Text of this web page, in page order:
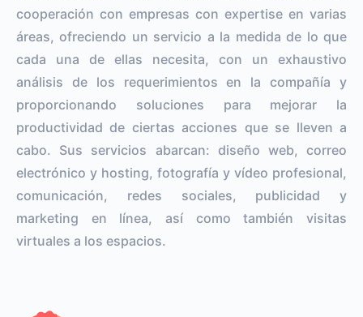
cooperación con empresas con expertise en varias
áreas, ofreciendo un servicio a la medida de lo que
cada una de ellas necesita, con un exhaustivo
análisis de los requerimientos en la compañía y
proporcionando soluciones para mejorar la
productividad de ciertas acciones que se lleven a
cabo. Sus servicios abarcan: diseño web, correo
electrónico y hosting, fotografía y vídeo profesional,
comunicación, redes sociales, publicidad y
marketing en línea, así como también visitas
virtuales a los espacios.